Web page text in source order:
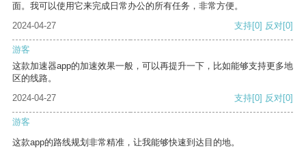
面。我可以使用它来完成日常办公的所有任务，非常方便。
2024-04-27
支持[0] 反对[0]
游客
这款加速器app的加速效果一般，可以再提升一下，比如能够支持更多地
区的线路。
2024-04-27
支持[0] 反对[0]
游客
这款app的路线规划非常精准，让我能够快速到达目的地。